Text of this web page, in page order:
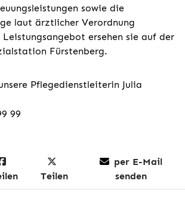
sowie die
laut ärztlicher Verordnung
ersehen sie auf der
Fürstenberg.
Pflegedienstleiterin Julia
99
Teilen
per E-Mail
senden